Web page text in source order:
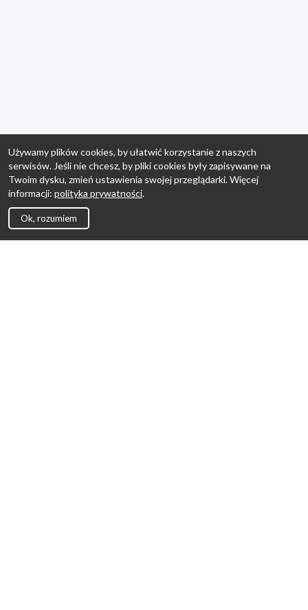
Używamy plików cookies, by ułatwić korzystanie z naszych
serwisów. Jeśli nie chcesz, by pliki cookies były zapisywane na
Twoim dysku, zmień ustawienia swojej przeglądarki. Więcej
informacji: polityka prywatności.
Ok, rozumiem